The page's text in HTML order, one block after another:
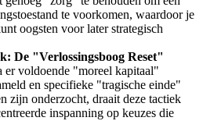
te voorkomen, waardoor je
oogsten voor later strategisch
De "Verlossingsboog Reset"
er voldoende "moreel kapitaal"
en specifieke "tragische einde"
zijn onderzocht, draait deze tactiek
inspanning op keuzes die